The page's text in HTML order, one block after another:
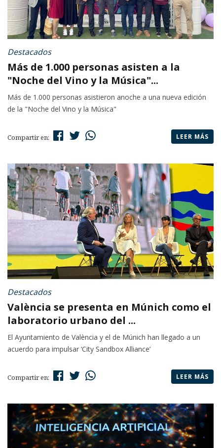
Destacados
Más de 1.000 personas asisten a la
"Noche del Vino y la Música"...
Más de 1.000 personas asistieron anoche a una nueva edición
de la "Noche del Vino y la Música"
Compartir en: LEER MÁS
Destacados
València se presenta en Múnich como el
laboratorio urbano del ...
El Ayuntamiento de València y el de Múnich han llegado a un
acuerdo para impulsar ‘City Sandbox Alliance’
Compartir en: LEER MÁS